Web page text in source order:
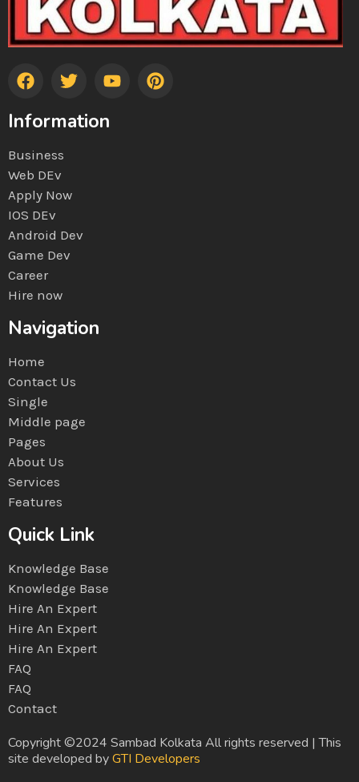
Information
Business
Web DEv
Apply Now
IOS DEv
Android Dev
Game Dev
Career
Hire now
Navigation
Home
Contact Us
Single
Middle page
Pages
About Us
Services
Features
Quick Link
Knowledge Base
Knowledge Base
Hire An Expert
Hire An Expert
Hire An Expert
FAQ
FAQ
Contact
Copyright ©2024 Sambad Kolkata All rights reserved | This
site developed byGTI Developers